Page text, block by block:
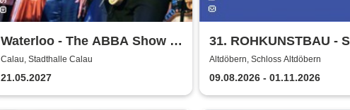
Waterloo - The ABBA Show -
A Tribute to ABBA with 4
Swedes
Calau, Stadthalle Calau
21.05.2027
31. ROHKUNSTBAU -
Altdöbern
Altdöbern, Schloss Altdöbern
09.08.2026 - 01.11.2026